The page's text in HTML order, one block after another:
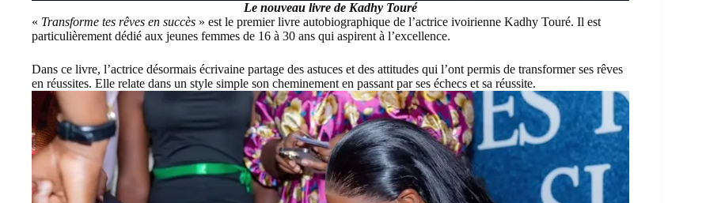
Le nouveau livre de Kadhy Touré
« Transforme tes rêves en succès » est le premier livre autobiographique de l’actrice ivoirienne Kadhy Touré. Il est
particulièrement dédié aux jeunes femmes de 16 à 30 ans qui aspirent à l’excellence.
Dans ce livre, l’actrice désormais écrivaine partage des astuces et des attitudes qui l’ont permis de transformer ses rêves
en réussites. Elle relate dans un style simple son cheminement en passant par ses échecs et sa réussite.